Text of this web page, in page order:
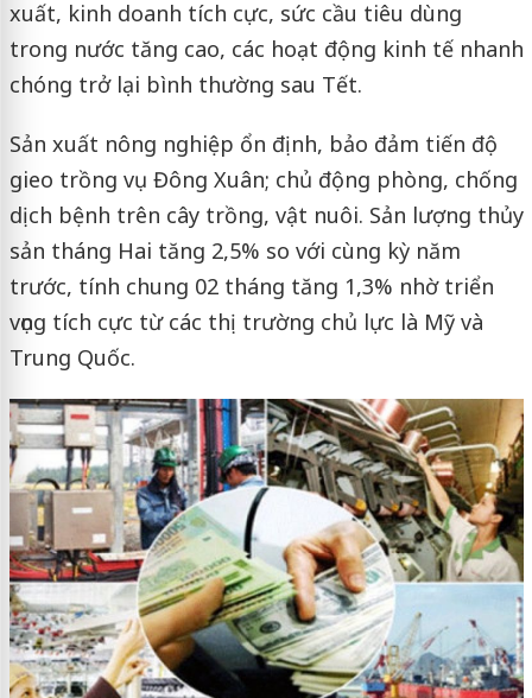
xuất, kinh doanh tích cực, sức cầu tiêu dùng
trong nước tăng cao, các hoạt động kinh tế nhanh
chóng trở lại bình thường sau Tết.
Sản xuất nông nghiệp ổn định, bảo đảm tiến độ
gieo trồng vụ Đông Xuân; chủ động phòng, chống
dịch bệnh trên cây trồng, vật nuôi. Sản lượng thủy
sản tháng Hai tăng 2,5% so với cùng kỳ năm
trước, tính chung 02 tháng tăng 1,3% nhờ triển
vọng tích cực từ các thị trường chủ lực là Mỹ và
Trung Quốc.